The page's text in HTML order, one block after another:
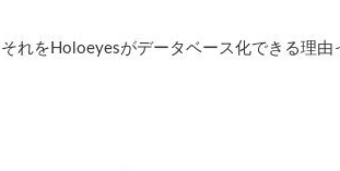
それをHoloeyesがデータベース化できる理由